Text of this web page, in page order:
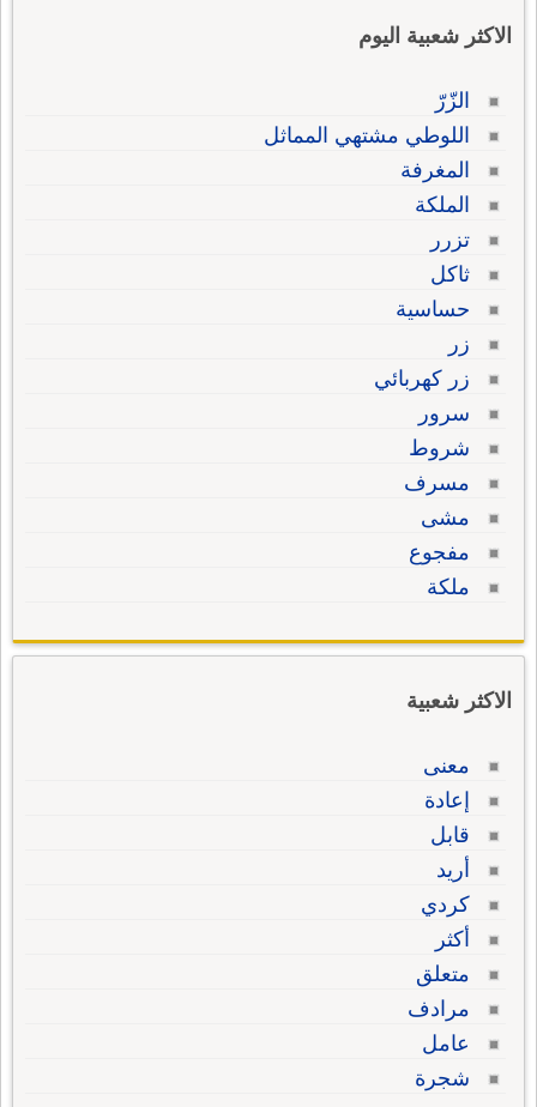
الاكثر شعبية اليوم
الزّرّ
اللوطي مشتهي المماثل
المغرفة
الملكة
تزرر
ثاكل
حساسية
زر
زر كهربائي
سرور
شروط
مسرف
مشى
مفجوع
ملكة
الاكثر شعبية
معنى
إعادة
قابل
أريد
كردي
أكثر
متعلق
مرادف
عامل
شجرة